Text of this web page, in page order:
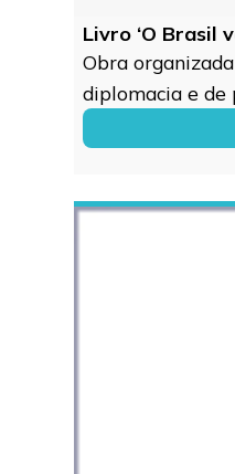
Livro ‘O Brasil
Obra
diplomacia e de